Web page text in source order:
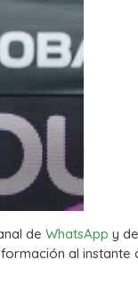
de WhatsApp y de
al instante